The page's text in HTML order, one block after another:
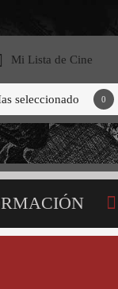
Mi Lista de Cine
seleccionado 0